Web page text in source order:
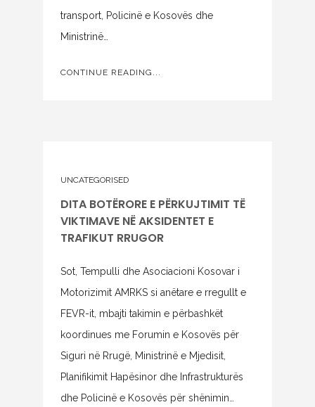
transport, Policinë e Kosovës dhe
Ministrinë…
CONTINUE READING...
UNCATEGORISED
DITA BOTËRORE E PËRKUJTIMIT TË
VIKTIMAVE NË AKSIDENTET E
TRAFIKUT RRUGOR
Sot, Tempulli dhe Asociacioni Kosovar i
Motorizimit AMRKS si anëtare e rregullt e
FEVR-it, mbajti takimin e përbashkët
koordinues me Forumin e Kosovës për
Siguri në Rrugë, Ministrinë e Mjedisit,
Planifikimit Hapësinor dhe Infrastrukturës
dhe Policinë e Kosovës për shënimin…